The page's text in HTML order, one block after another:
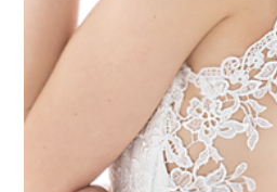
Bruidswinkel Utrecht